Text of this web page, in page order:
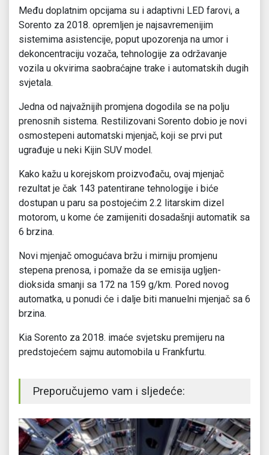
Među doplatnim opcijama su i adaptivni LED farovi, a
Sorento za 2018. opremljen je najsavremenijim
sistemima asistencije, poput upozorenja na umor i
dekoncentraciju vozača, tehnologije za održavanje
vozila u okvirima saobraćajne trake i automatskih dugih
svjetala.
Jedna od najvažnijih promjena dogodila se na polju
prenosnih sistema. Restilizovani Sorento dobio je novi
osmostepeni automatski mjenjač, koji se prvi put
ugrađuje u neki Kijin SUV model.
Kako kažu u korejskom proizvođaču, ovaj mjenjač
rezultat je čak 143 patentirane tehnologije i biće
dostupan u paru sa postojećim 2.2 litarskim dizel
motorom, u kome će zamijeniti dosadašnji automatik sa
6 brzina.
Novi mjenjač omogućava bržu i mirniju promjenu
stepena prenosa, i pomaže da se emisija ugljen-
dioksida smanji sa 172 na 159 g/km. Pored novog
automatka, u ponudi će i dalje biti manuelni mjenjač sa 6
brzina.
Kia Sorento za 2018. imaće svjetsku premijeru na
predstojećem sajmu automobila u Frankfurtu.
Preporučujemo vam i sljedeće: